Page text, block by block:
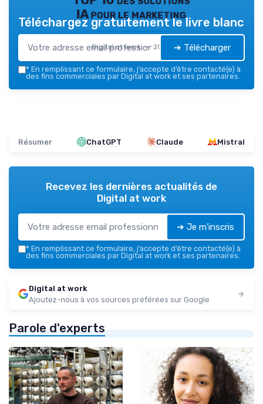
IA pour le marketing
Digital at work — 2026
Téléchargez gratuitement le livre blanc
➔ Télécharger
* En remplissant ce formulaire, j’accepte d’être contacté(e) à
des fins commerciales par Digital at work et ses partenaires.
Résumer ChatGPT Claude Mistral
Recevez les dernières actualités de
Digital at work
➔ Je m'inscris
* En remplissant ce formulaire, j’accepte d’être contacté(e) à
des fins commerciales par Digital at work et ses partenaires.
Digital at work
Ajoutez-nous à vos sources préférées sur Google
Parole d'experts